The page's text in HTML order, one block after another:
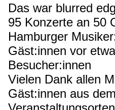
Das war blurred
95 Konzerte an 50
Hamburger
Gäst:innen vor
Besucher:innen
Vielen Dank allen
Gäst:innen aus